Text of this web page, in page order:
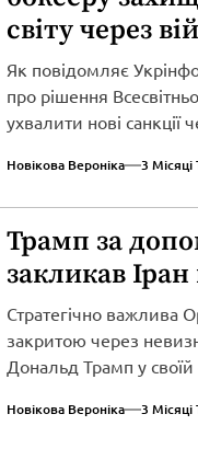
світу через
Як повідомляє
про рішення
ухвалити нові санкції
Новікова Вероніка 3 Місяці
Трамп за
закликав
Стратегічно важлива
закритою через
Дональд Трамп у своїй
Новікова Вероніка 3 Місяці